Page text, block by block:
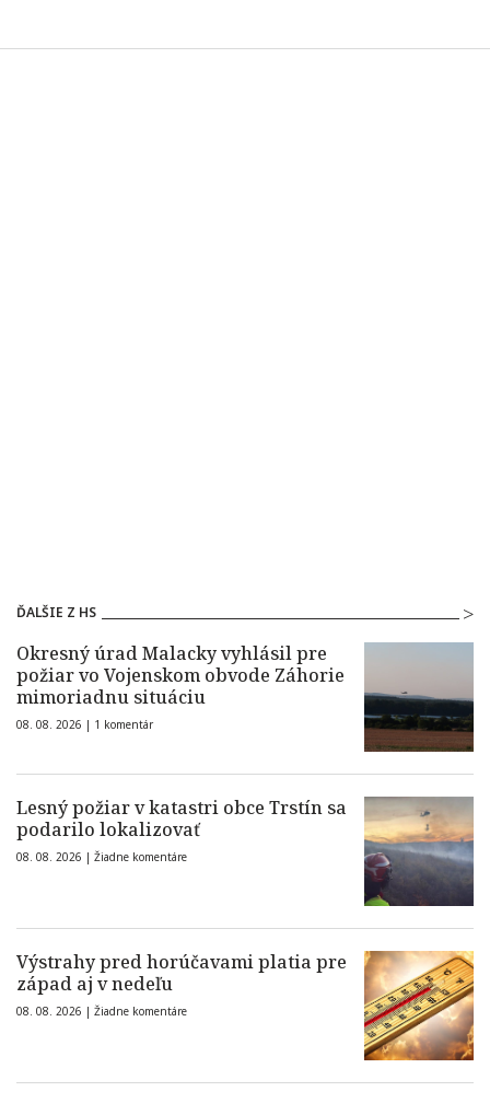
ĎALŠIE Z HS
Okresný úrad Malacky vyhlásil pre
požiar vo Vojenskom obvode Záhorie
mimoriadnu situáciu
08. 08. 2026 | 1 komentár
Lesný požiar v katastri obce Trstín sa
podarilo lokalizovať
08. 08. 2026 | Žiadne komentáre
Výstrahy pred horúčavami platia pre
západ aj v nedeľu
08. 08. 2026 | Žiadne komentáre